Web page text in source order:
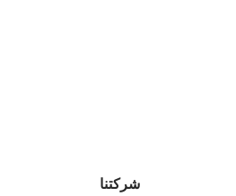
شركتنا